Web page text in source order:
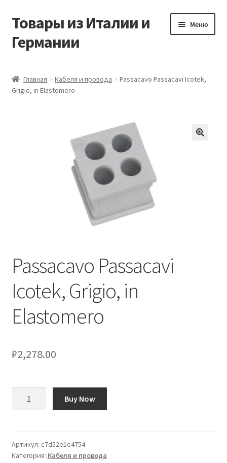
Перейти
навигации
Перейти
содержимому
Товары из Италии и
Германии
Меню
Виды доставки
Скидки
Главная Кабеля и провода
Passacavo Passacavi Icotek,
Grigio, in Elastomero
Passacavo Passacavi
Icotek, Grigio, in
Elastomero
₽2,278.00
Icotek,
Grigio,
Buy Now
Артикул: c7d52e1e4754
Категория: Кабеля и провода